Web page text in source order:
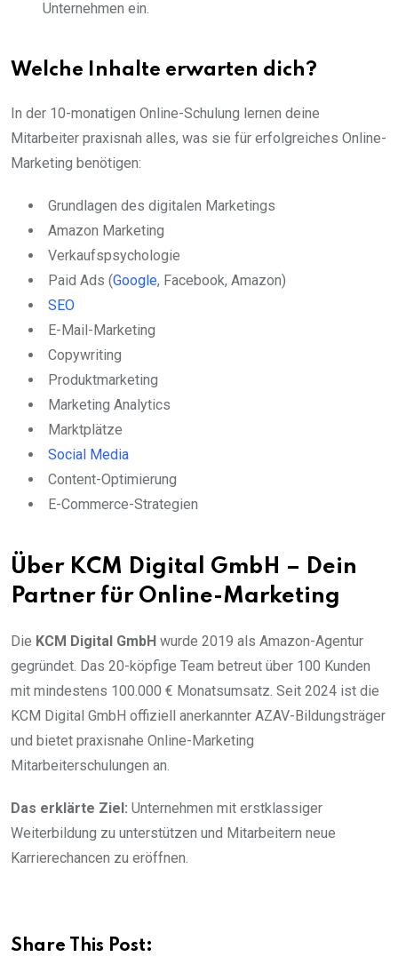
Unternehmen ein.
Welche Inhalte erwarten dich?
In der 10-monatigen Online-Schulung lernen deine
Mitarbeiter praxisnah alles, was sie für erfolgreiches Online-
Marketing benötigen:
Grundlagen des digitalen Marketings
Amazon Marketing
Verkaufspsychologie
Paid Ads (Google, Facebook, Amazon)
SEO
E-Mail-Marketing
Copywriting
Produktmarketing
Marketing Analytics
Marktplätze
Social Media
Content-Optimierung
E-Commerce-Strategien
Über KCM Digital GmbH – Dein
Partner für Online-Marketing
Die KCM Digital GmbH wurde 2019 als Amazon-Agentur
gegründet. Das 20-köpfige Team betreut über 100 Kunden
mit mindestens 100.000 € Monatsumsatz. Seit 2024 ist die
KCM Digital GmbH offiziell anerkannter AZAV-Bildungsträger
und bietet praxisnahe Online-Marketing
Mitarbeiterschulungen an.
Das erklärte Ziel: Unternehmen mit erstklassiger
Weiterbildung zu unterstützen und Mitarbeitern neue
Karrierechancen zu eröffnen.
Share This Post: